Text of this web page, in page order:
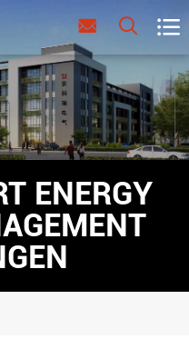
  
ENERGY